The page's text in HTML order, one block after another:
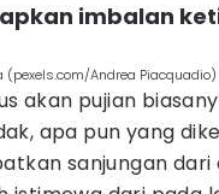
imbalan
Andrea Piacquadio)
akan pujian
apa pun yang
sanjungan dari